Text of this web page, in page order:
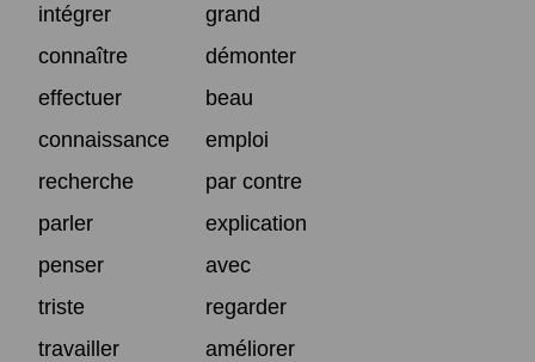
intégrer
grand
connaître
démonter
effectuer
beau
connaissance
emploi
recherche
par contre
parler
explication
penser
avec
triste
regarder
travailler
améliorer